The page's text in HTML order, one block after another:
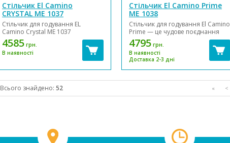
Стільчик El Camino
CRYSTAL ME 1037
Стільчик для годування EL
Camino Crystal ME 1037
безпечний для малюка, адже
обладнаний 5-точковими
ременями безпеки з м'якими
накладками та пластиковою
анатомічною перегородкою для
дитину від випадання. Стілець
можна ...
4585 грн.
В наявності
Стільчик El Camino Prime
ME 1038
Стільчик для годування El Camino
Prime — це чудове поєднання
функційності, ціни та якості.
Характеристики: Регулювання
нахилу спинки в 5 положеннях
(кут нахилу 104-142) Регулювання
столика, 3 положення Регулюв...
4795 грн.
В наявності
Доставка 2-3 дні
Всього знайдено: 52 « <